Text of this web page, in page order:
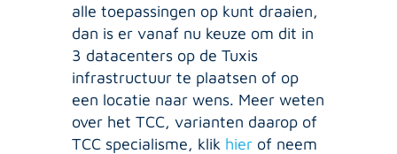
alle toepassingen op kunt draaien,
dan is er vanaf nu keuze om dit in
3 datacenters op de Tuxis
infrastructuur te plaatsen of op
een locatie naar wens. Meer weten
over het TCC, varianten daarop of
TCC specialisme, klik hier of neem